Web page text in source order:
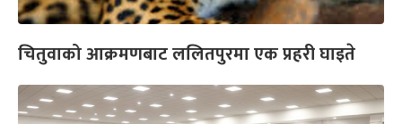
चितुवाको आक्रमणबाट ललितपुरमा एक प्रहरी घाइते